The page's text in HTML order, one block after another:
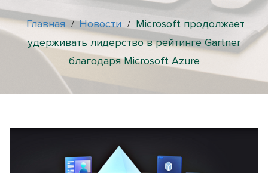
Главная / Новости /
Microsoft продолжает
удерживать лидерство в рейтинге Gartner
благодаря Microsoft Azure